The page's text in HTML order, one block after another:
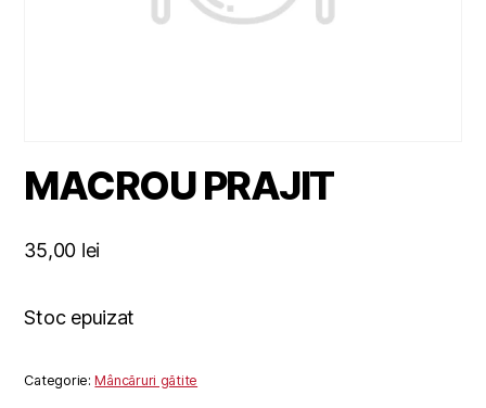
MACROU PRAJIT
35,00 lei
Stoc epuizat
Categorie:Mâncăruri gătite